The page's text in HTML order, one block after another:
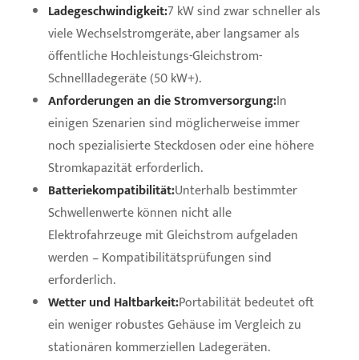
Ladegeschwindigkeit:7 kW sind zwar schneller als
viele Wechselstromgeräte, aber langsamer als
öffentliche Hochleistungs-Gleichstrom-
Schnellladegeräte (50 kW+).
Anforderungen an die Stromversorgung:In
einigen Szenarien sind möglicherweise immer
noch spezialisierte Steckdosen oder eine höhere
Stromkapazität erforderlich.
Batteriekompatibilität:Unterhalb bestimmter
Schwellenwerte können nicht alle
Elektrofahrzeuge mit Gleichstrom aufgeladen
werden – Kompatibilitätsprüfungen sind
erforderlich.
Wetter und Haltbarkeit:Portabilität bedeutet oft
ein weniger robustes Gehäuse im Vergleich zu
stationären kommerziellen Ladegeräten.